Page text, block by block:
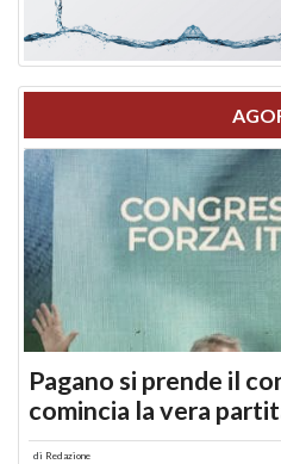
Pagano si prende il
comincia la vera
di Redazione